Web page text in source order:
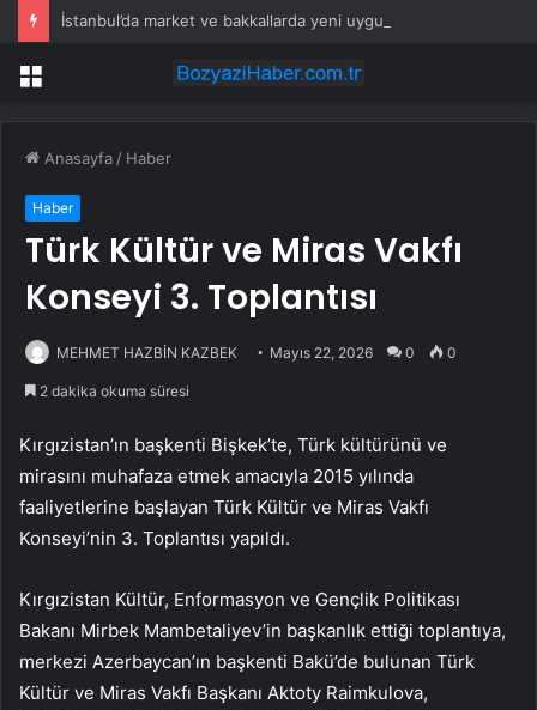
Menü
Anasayfa / Haber
Haber
Türk Kültür ve Miras Vakfı
Konseyi 3. Toplantısı
MEHMET HAZBİN KAZBEK Mayıs 22, 2026 0 0
2 dakika okuma süresi
Kırgızistan’ın başkenti Bişkek’te, Türk kültürünü ve
mirasını muhafaza etmek amacıyla 2015 yılında
faaliyetlerine başlayan Türk Kültür ve Miras Vakfı
Konseyi’nin 3. Toplantısı yapıldı.
Kırgızistan Kültür, Enformasyon ve Gençlik Politikası
Bakanı Mirbek Mambetaliyev’in başkanlık ettiği toplantıya,
merkezi Azerbaycan’ın başkenti Bakü’de bulunan Türk
Kültür ve Miras Vakfı Başkanı Aktoty Raimkulova,